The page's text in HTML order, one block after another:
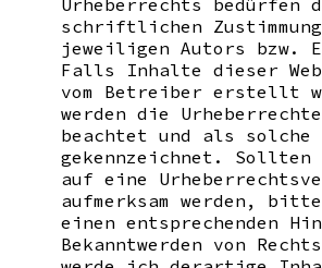
Urheberrechts bedürfen
schriftlichen
jeweiligen Autors bzw.
Falls Inhalte dieser
vom Betreiber erstellt
werden die
beachtet und als solche
gekennzeichnet. Sollten
auf eine
aufmerksam werden,
einen entsprechenden
Bekanntwerden von